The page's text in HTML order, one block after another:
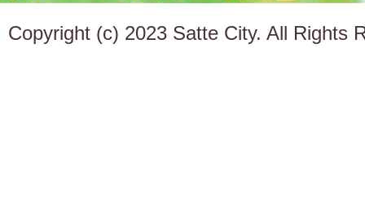
Copyright (c) 2023 Satte City. All Rights